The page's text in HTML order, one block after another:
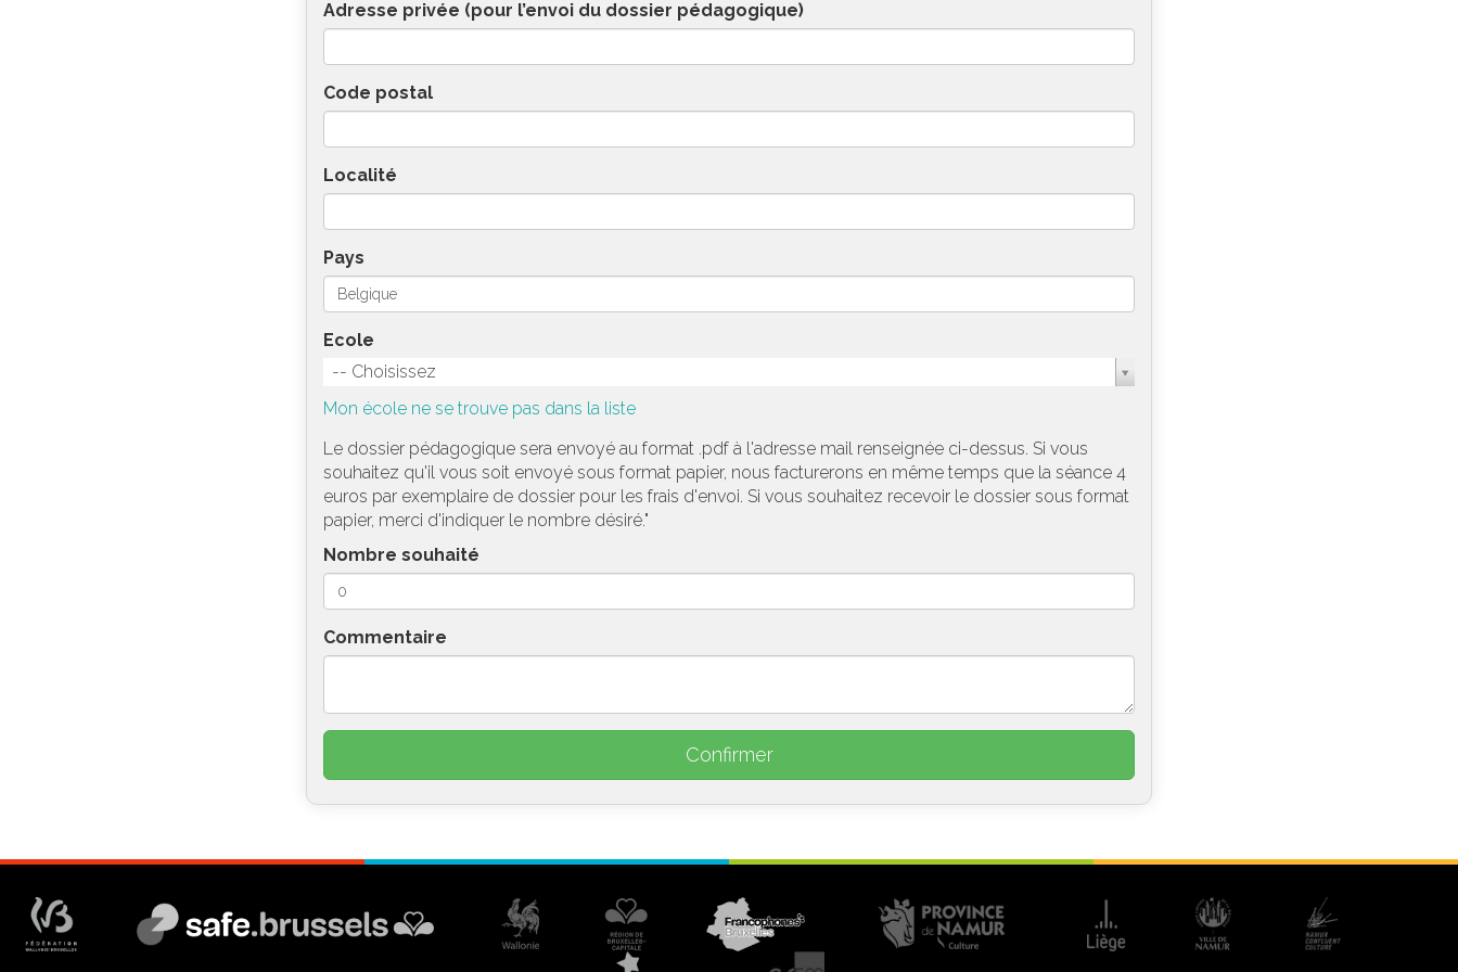
Adresse privée (pour l’envoi du dossier pédagogique)
Code postal
Localité
Pays
Ecole
-- Choisissez
Mon école ne se trouve pas dans la liste
Le dossier pédagogique sera envoyé au format .pdf à l'adresse mail renseignée ci-dessus. Si vous
souhaitez qu'il vous soit envoyé sous format papier, nous facturerons en même temps que la séance 4
euros par exemplaire de dossier pour les frais d'envoi. Si vous souhaitez recevoir le dossier sous format
papier, merci d'indiquer le nombre désiré."
Nombre souhaité
Commentaire
Confirmer